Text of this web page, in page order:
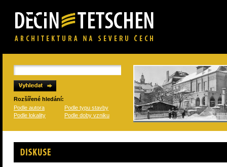
Rozšířené hledání:
Podle autora
Podle typu stavby
Podle lokality
Podle doby vzniku
Diskuse